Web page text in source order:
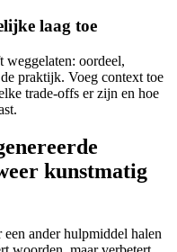
laag toe
weggelaten: oordeel,
praktijk. Voeg context toe
trade-offs er zijn en hoe
kunstmatig
ander hulpmiddel halen